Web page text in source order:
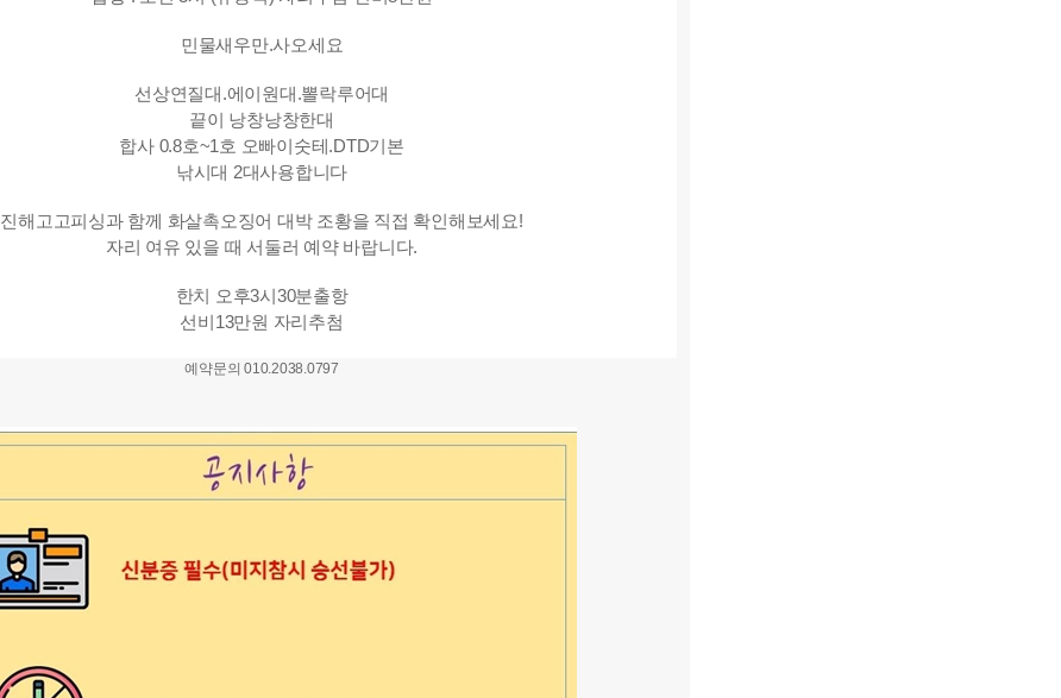
민물새우만.사오세요
선상연질대.에이원대.뽈락루어대
끝이 낭창낭창한대
합사 0.8호~1호 오빠이숫테.DTD기본
낚시대 2대사용합니다
진해고고피싱과 함께 화살촉오징어 대박 조황을 직접 확인해보세요!
자리 여유 있을 때 서둘러 예약 바랍니다.
한치 오후3시30분출항
선비13만원 자리추첨
예약문의 010.2038.0797